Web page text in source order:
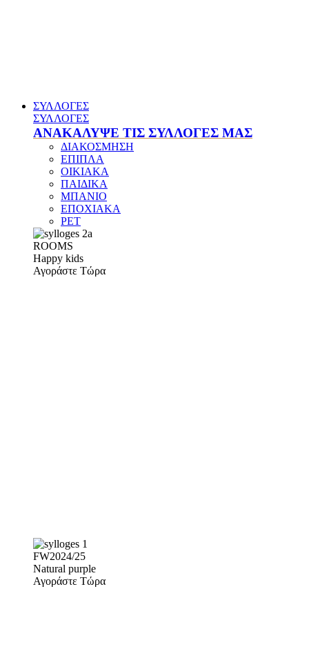
ΣΥΛΛΟΓΕΣ
ΣΥΛΛΟΓΕΣ
ΑΝΑΚΑΛΥΨΕ ΤΙΣ ΣΥΛΛΟΓΕΣ ΜΑΣ
ΔΙΑΚΟΣΜΗΣΗ
ΕΠΙΠΛΑ
ΟΙΚΙΑΚΑ
ΠΑΙΔΙΚΑ
ΜΠΑΝΙΟ
ΕΠΟΧΙΑΚΑ
PET
ROOMS
Happy kids
Αγοράστε Τώρα
FW2024/25
Natural purple
Αγοράστε Τώρα